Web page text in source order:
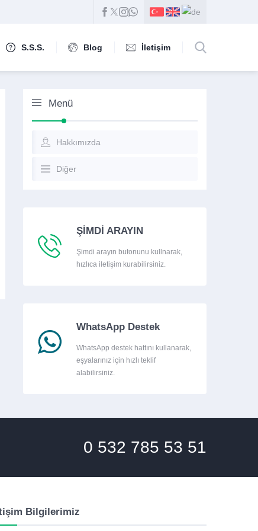
S.S.S. Blog İletişim
Menü
Hakkımızda
Diğer
ŞİMDİ ARAYIN
Şimdi arayın butonunu kullnarak,
hızlıca iletişim kurabilirsiniz.
WhatsApp Destek
WhatsApp destek hattını kullanarak,
eşyalarınız için hızlı teklif
alabilirsiniz.
0 532 785 53 51
Bilgilerimiz